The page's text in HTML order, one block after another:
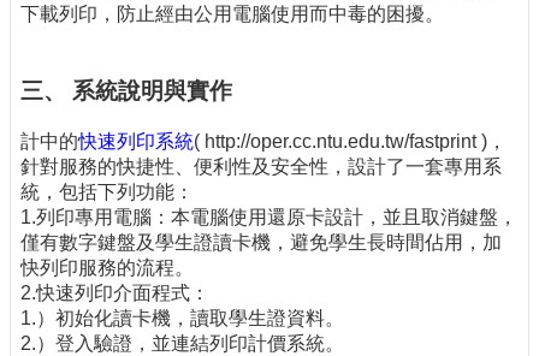
專
導
技
術
論
壇
產
業
專
欄
下載列印，防止經由公用電腦使用而中毒的困擾。
三、 系統說明與實作
計中的快速列印系統( http://oper.cc.ntu.edu.tw/fastprint )，
針對服務的快捷性、便利性及安全性，設計了一套專用系
統，包括下列功能：
1.列印專用電腦：本電腦使用還原卡設計，並且取消鍵盤，
僅有數字鍵盤及學生證讀卡機，避免學生長時間佔用，加
快列印服務的流程。
2.快速列印介面程式：
1.）初始化讀卡機，讀取學生證資料。
2.）登入驗證，並連結列印計價系統。